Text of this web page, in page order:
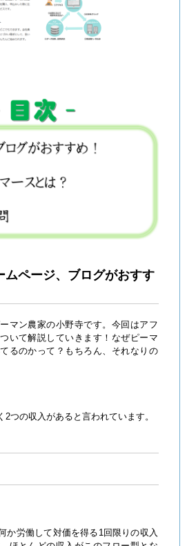
ページ、ブログがおすす
マン農家の小野寺です。今回はアフ
いて解説していきます！なぜピーマ
るのかって？もちろん、それなりの
つの収入があると言われています。
か労働して対価を得る1回限りの収入